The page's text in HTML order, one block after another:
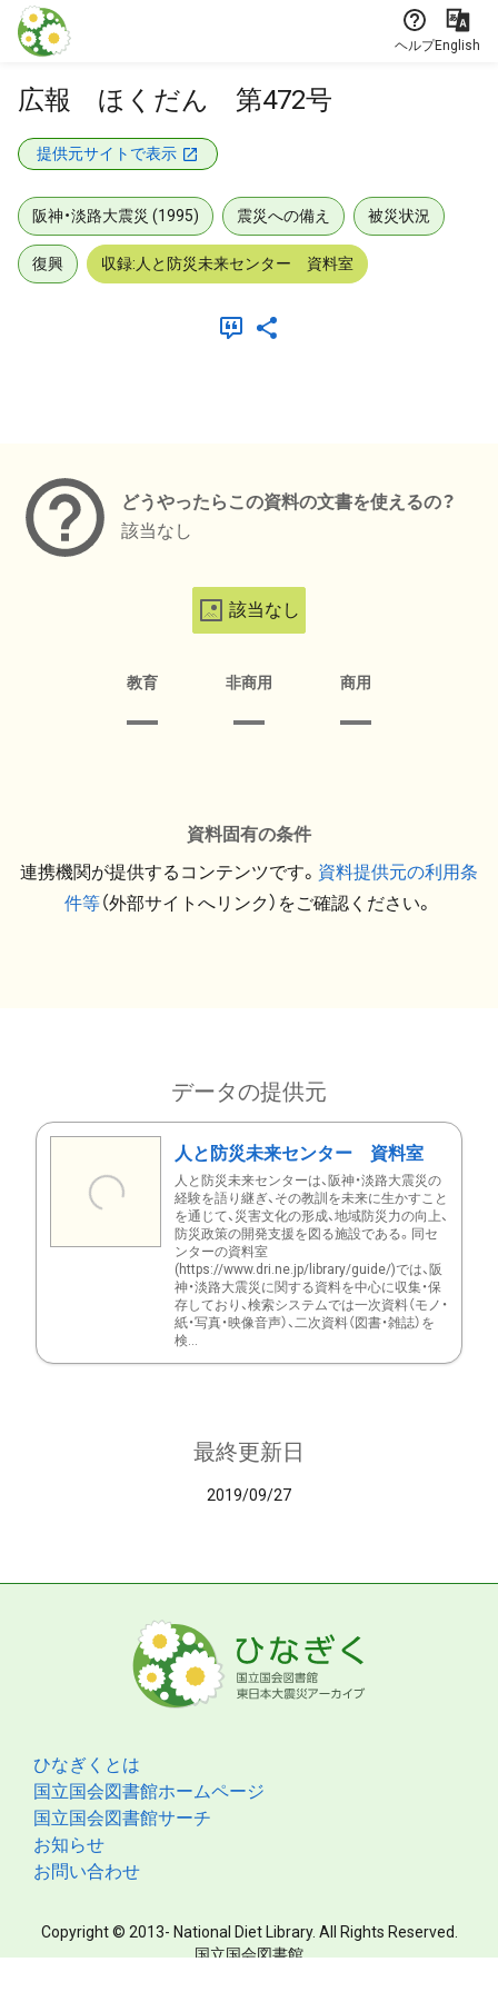
本文に飛ぶ
ヘルプEnglish
広報 ほくだん 第472号
提供元サイトで表示
阪神・淡路大震災 (1995) 震災への備え 被災状況
復興 収録:人と防災未来センター 資料室
どうやったらこの資料の文書を使えるの？
該当なし
該当なし
教育 非商用 商用
資料固有の条件
連携機関が提供するコンテンツです。 資料提供元の利用条
件等（外部サイトへリンク）をご確認ください。
データの提供元
人と防災未来センター 資料室
人と防災未来センターは、阪神・淡路大震災の
経験を語り継ぎ、その教訓を未来に生かすこと
を通じて、災害文化の形成、地域防災力の向上、
防災政策の開発支援を図る施設である。同セ
ンターの資料室
(https://www.dri.ne.jp/library/guide/)では、阪
神・淡路大震災に関する資料を中心に収集・保
存しており、検索システムでは一次資料（モノ・
紙・写真・映像音声）、二次資料（図書・雑誌）を
検...
最終更新日
2019/09/27
ひなぎくとは
国立国会図書館ホームページ
国立国会図書館サーチ
お知らせ
お問い合わせ
Copyright © 2013- National Diet Library. All Rights Reserved.